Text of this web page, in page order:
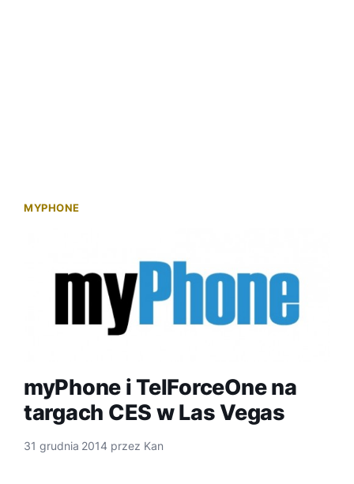
MYPHONE
myPhone i TelForceOne na
targach CES w Las Vegas
31 grudnia 2014 przez Kan